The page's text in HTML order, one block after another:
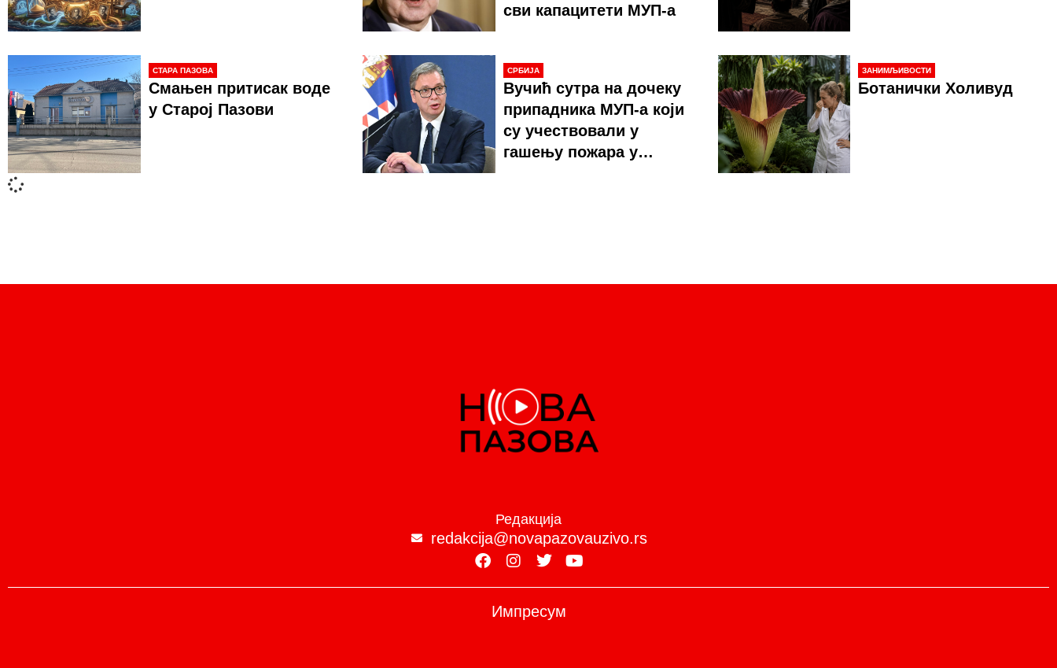
сви капацитети МУП-а
СТАРА ПАЗОВА
Смањен притисак воде
у Старој Пазови
СРБИЈА
Вучић сутра на дочеку
припадника МУП-а који
су учествовали у
гашењу пожара у
ЗАНИМЉИВОСТИ
Ботанички Холивуд
Редакција
redakcija@novapazovauzivo.rs
Импресум